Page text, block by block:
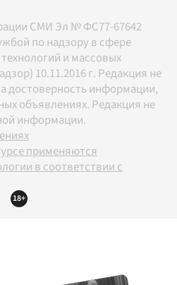
СМИ Эл № ФС77-67642
по надзору в сфере
и массовых
10.11.2016 г. Редакция не
достоверность информации,
объявлениях. Редакция не
информации.
применяются
в соответствии с
18+